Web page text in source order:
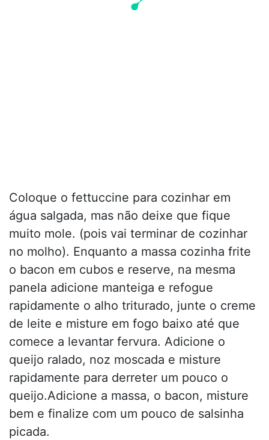
Coloque o fettuccine para cozinhar em
água salgada, mas não deixe que fique
muito mole. (pois vai terminar de cozinhar
no molho). Enquanto a massa cozinha frite
o bacon em cubos e reserve, na mesma
panela adicione manteiga e refogue
rapidamente o alho triturado, junte o creme
de leite e misture em fogo baixo até que
comece a levantar fervura. Adicione o
queijo ralado, noz moscada e misture
rapidamente para derreter um pouco o
queijo.Adicione a massa, o bacon, misture
bem e finalize com um pouco de salsinha
picada.